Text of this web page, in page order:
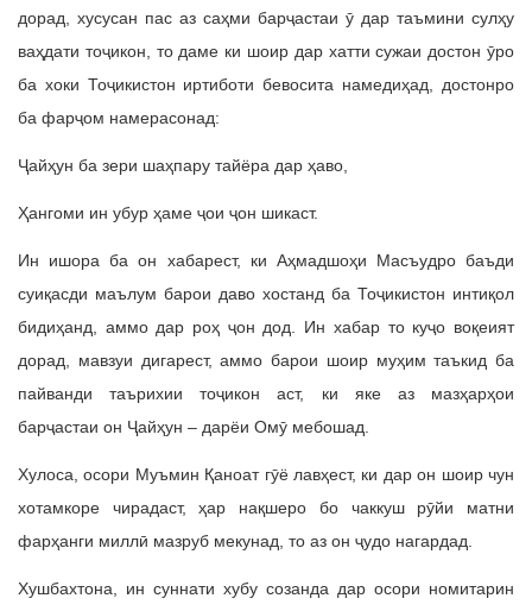
дорад, хусусан пас аз саҳми барҷастаи ӯ дар таъмини сулҳу
ваҳдати тоҷикон, то даме ки шоир дар хатти сужаи достон ӯро
ба хоки Тоҷикистон иртиботи бевосита намедиҳад, достонро
ба фарҷом намерасонад:
Ҷайҳун ба зери шаҳпару тайёра дар ҳаво,
Ҳангоми ин убур ҳаме ҷои ҷон шикаст.
Ин ишора ба он хабарест, ки Аҳмадшоҳи Масъудро баъди
суиқасди маълум барои даво хостанд ба Тоҷикистон интиқол
бидиҳанд, аммо дар роҳ ҷон дод. Ин хабар то куҷо воқеият
дорад, мавзуи дигарест, аммо барои шоир муҳим таъкид ба
пайванди таърихии тоҷикон аст, ки яке аз мазҳарҳои
барҷастаи он Ҷайҳун – дарёи Омӯ мебошад.
Хулоса, осори Муъмин Қаноат гӯё лавҳест, ки дар он шоир чун
хотамкоре чирадаст, ҳар нақшеро бо чаккуш рӯйи матни
фарҳанги миллӣ мазруб мекунад, то аз он ҷудо нагардад.
Хушбахтона, ин суннати хубу созанда дар осори номитарин